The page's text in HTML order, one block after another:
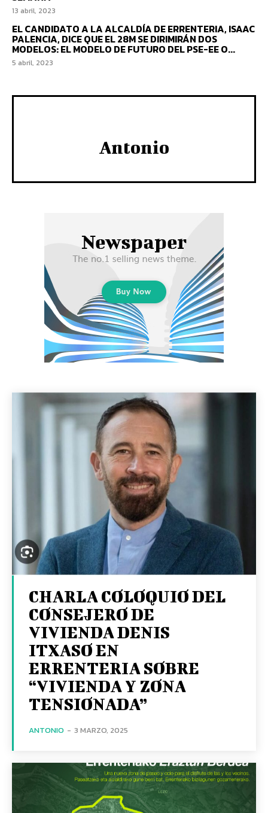
13 abril, 2023
EL CANDIDATO A LA ALCALDÍA DE ERRENTERIA, ISAAC
PALENCIA, DICE QUE EL 28M SE DIRIMIRÁN DOS
MODELOS: EL MODELO DE FUTURO DEL PSE-EE O...
5 abril, 2023
Antonio
CHARLA COLOQUIO DEL
CONSEJERO DE
VIVIENDA DENIS
ITXASO EN
ERRENTERIA SOBRE
“VIVIENDA Y ZONA
TENSIONADA”
ANTONIO - 3 MARZO, 2025